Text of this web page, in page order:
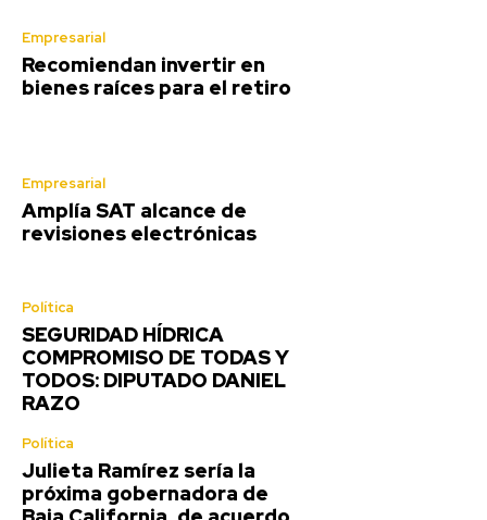
Empresarial
Recomiendan invertir en
bienes raíces para el retiro
Empresarial
Amplía SAT alcance de
revisiones electrónicas
Política
SEGURIDAD HÍDRICA
COMPROMISO DE TODAS Y
TODOS: DIPUTADO DANIEL
RAZO
Política
Julieta Ramírez sería la
próxima gobernadora de